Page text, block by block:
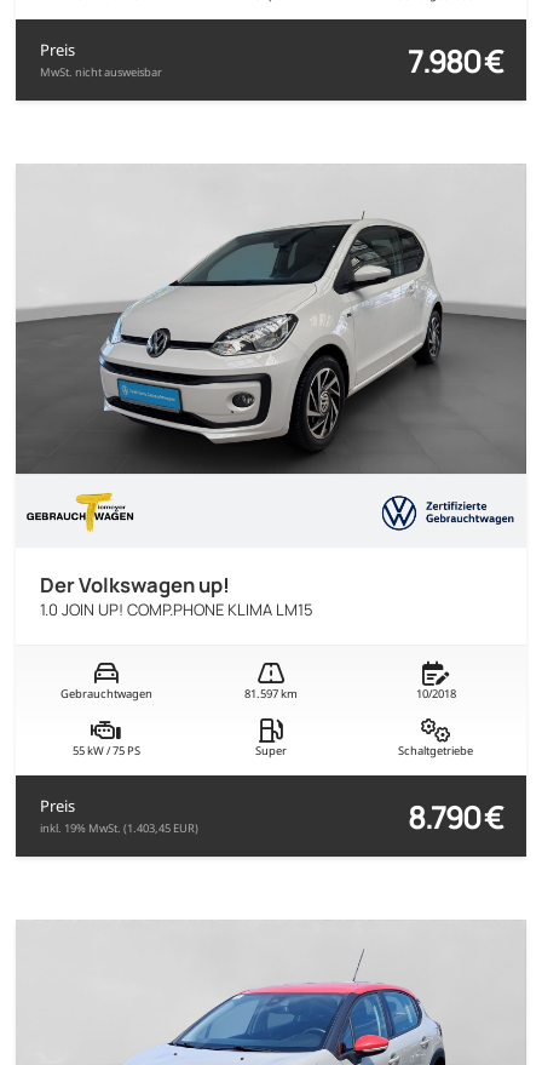
Preis
MwSt. nicht ausweisbar 7.980 €
Der Volkswagen up!
1.0 JOIN UP! COMP.PHONE KLIMA LM15
Gebrauchtwagen 81.597 km 10/2018
55 kW / 75 PS Super Schaltgetriebe
Preis
inkl. 19% MwSt. (1.403,45 EUR) 8.790 €